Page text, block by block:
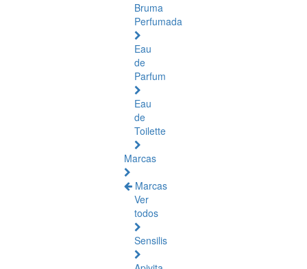
Bruma
Perfumada
Eau
de
Parfum
Eau
de
Toilette
Marcas
Marcas
Ver
todos
Sensilis